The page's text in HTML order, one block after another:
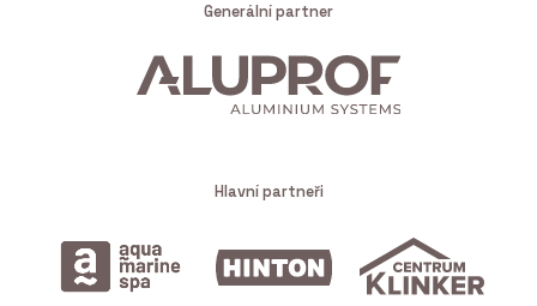
Generální partner
Hlavní partneři